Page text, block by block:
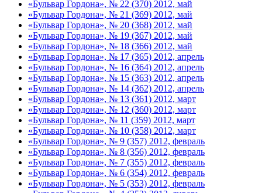
«Бульвар Гордона», № 22 (370) 2012, май
«Бульвар Гордона», № 21 (369) 2012, май
«Бульвар Гордона», № 20 (368) 2012, май
«Бульвар Гордона», № 19 (367) 2012, май
«Бульвар Гордона», № 18 (366) 2012, май
«Бульвар Гордона», № 17 (365) 2012, апрель
«Бульвар Гордона», № 16 (364) 2012, апрель
«Бульвар Гордона», № 15 (363) 2012, апрель
«Бульвар Гордона», № 14 (362) 2012, апрель
«Бульвар Гордона», № 13 (361) 2012, март
«Бульвар Гордона», № 12 (360) 2012, март
«Бульвар Гордона», № 11 (359) 2012, март
«Бульвар Гордона», № 10 (358) 2012, март
«Бульвар Гордона», № 9 (357) 2012, февраль
«Бульвар Гордона», № 8 (356) 2012, февраль
«Бульвар Гордона», № 7 (355) 2012, февраль
«Бульвар Гордона», № 6 (354) 2012, февраль
«Бульвар Гордона», № 5 (353) 2012, февраль